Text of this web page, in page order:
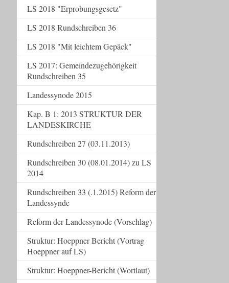
LS 2018 "Erprobungsgesetz"
LS 2018 Rundschreiben 36
LS 2018 "Mit leichtem Gepäck"
LS 2017: Gemeindezugehörigkeit
Rundschreiben 35
Landessynode 2015
Kap. B 1: 2013 STRUKTUR DER
LANDESKIRCHE
Rundschreiben 27 (03.11.2013)
Rundschreiben 30 (08.01.2014) zu LS
2014
Rundschreiben 33 (.1.2015) Reform der
Landessynde
Reform der Landessynode (Vorschlag)
Struktur: Hoeppner Bericht (Vortrag
Hoeppner auf LS)
Struktur: Hoeppner-Bericht (Wortlaut)